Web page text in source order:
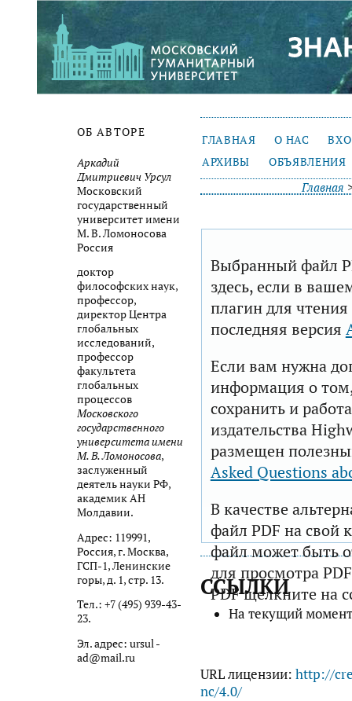
ОБ АВТОРЕ
Аркадий
Дмитриевич Урсул
Московский
государственный
университет имени
М. В. Ломоносова
Россия
доктор
философских наук,
профессор,
директор Центра
глобальных
исследований,
профессор
факультета
глобальных
процессов
Московского
государственного
университета имени
М. В. Ломоносова,
заслуженный
деятель науки РФ,
академик АН
Молдавии.
Адрес: 119991,
Россия, г. Москва,
ГСП-1, Ленинские
горы, д. 1, стр. 13.
Тел.: +7 (495) 939-43-
23.
Эл. адрес: ursul -
ad@mail.ru
ГЛАВНАЯ О НАС
АРХИВЫ
ОБЪЯВЛЕНИЯ
Главная
Выбранный файл
здесь, если в
плагин для
последняя версия
Если вам нужна
информация о том,
сохранить и
издательства
размещен
Asked Questions
В качестве
файл PDF на свой
файл может быть
для просмотра
PDF щелкните на
ССЫЛКИ
На текущий
URL лицензии: http://
nc/4.0/